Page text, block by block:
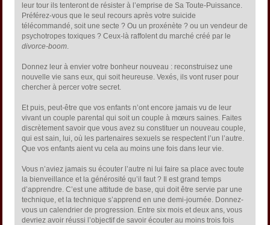
leur tour ils tenteront de résister à l’emprise de Sa Toute-Puissance.
Préférez-vous que le seul recours après votre suicide
télécommandé, soit une secte ? Ou un proxénète ? ou un vendeur de
psychotropes toxiques ? Ceux-là raffolent du marché créé par le
divorce-boom
Donnez leur à envier votre bonheur nouveau : reconstruisez une
nouvelle vie sans eux, qui soit heureuse. Vexés, ils vont ruser pour
chercher à percer votre secret.
Et puis, peut-être que vos enfants n’ont encore jamais vu de leur
vivant un couple parental qui soit un couple à mœurs saines. Faites
discrètement savoir que vous avez su constituer un nouveau couple,
qui est sain, lui, où les partenaires sexuels se respectent l’un l’autre.
Que vos enfants aient vu cela au moins une fois dans leur vie.
Vous n’aviez jamais su écouter l’autre ni lui faire sa place avec toute
la bienveillance et la générosité qu’il faut ? Il est grand temps
d’apprendre. C’est une attitude de base, qui doit être servie par une
technique, et la technique s’apprend en une demi-journée. Donnez-
vous un calendrier de progression. Entre six mois et deux ans, vous
devriez avoir réussi l’objectif de savoir écouter au moins trois fois